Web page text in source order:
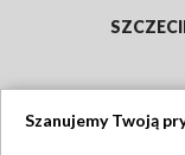
Szanujemy Twoją